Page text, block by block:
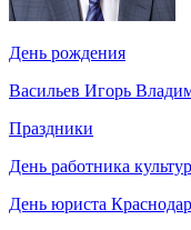
День рождения
Васильев Игорь
Праздники
День работника
День юриста